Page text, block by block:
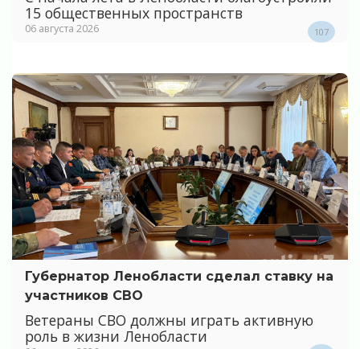
15 общественных пространств
06 августа 2026 107
Губернатор Ленобласти сделал ставку на
участников СВО
Ветераны СВО должны играть активную
роль в жизни Ленобласти